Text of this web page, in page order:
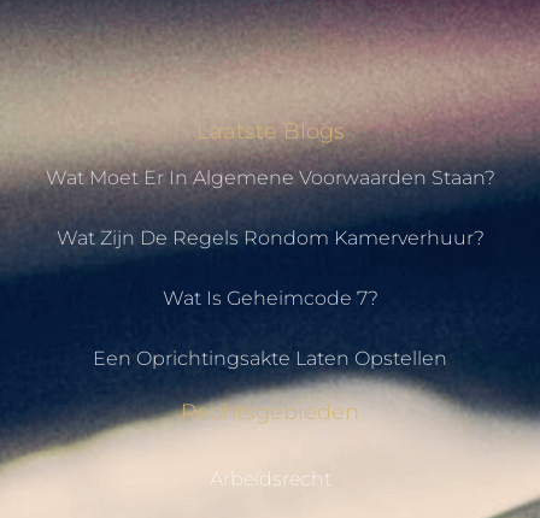
Laatste Blogs
Wat Moet Er In Algemene Voorwaarden Staan?
Wat Zijn De Regels Rondom Kamerverhuur?
Wat Is Geheimcode 7?
Een Oprichtingsakte Laten Opstellen
Rechtsgebieden
Arbeidsrecht